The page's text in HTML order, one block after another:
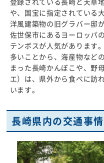
や、国宝に指定されている
洋風建築物の旧グラバー邸
佐世保市にあるヨーロッパ
テンボスが人気があります
多いことから、海産物など
まった長崎かんぼこや、野
エ）は、県外から食べに訪
います。
長崎県内の交通事